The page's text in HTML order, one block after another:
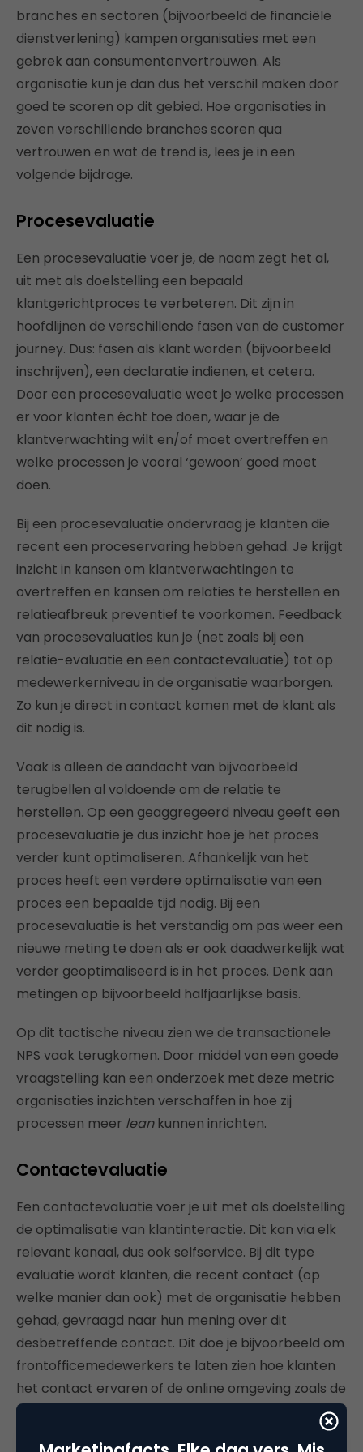
branches en sectoren (bijvoorbeeld de financiële
dienstverlening) kampen organisaties met een
gebrek aan consumentenvertrouwen. Als
organisatie kun je dan dus het verschil maken door
goed te scoren op dit gebied. Hoe organisaties in
zeven verschillende branches scoren qua
vertrouwen en wat de trend is, lees je in een
volgende bijdrage.
Procesevaluatie
Een procesevaluatie voer je, de naam zegt het al,
uit met als doelstelling een bepaald
klantgerichtproces te verbeteren. Dit zijn in
hoofdlijnen de verschillende fasen van de customer
journey. Dus: fasen als klant worden (bijvoorbeeld
inschrijven), een declaratie indienen, et cetera.
Door een procesevaluatie weet je welke processen
er voor klanten écht toe doen, waar je de
klantverwachting wilt en/of moet overtreffen en
welke processen je vooral ‘gewoon’ goed moet
doen.
Bij een procesevaluatie ondervraag je klanten die
recent een proceservaring hebben gehad. Je krijgt
inzicht in kansen om klantverwachtingen te
overtreffen en kansen om relaties te herstellen en
relatieafbreuk preventief te voorkomen. Feedback
van procesevaluaties kun je (net zoals bij een
relatie-evaluatie en een contactevaluatie) tot op
medewerkerniveau in de organisatie waarborgen.
Zo kun je direct in contact komen met de klant als
dit nodig is.
Vaak is alleen de aandacht van bijvoorbeeld
terugbellen al voldoende om de relatie te
herstellen. Op een geaggregeerd niveau geeft een
procesevaluatie je dus inzicht hoe je het proces
verder kunt optimaliseren. Afhankelijk van het
proces heeft een verdere optimalisatie van een
proces een bepaalde tijd nodig. Bij een
procesevaluatie is het verstandig om pas weer een
nieuwe meting te doen als er ook daadwerkelijk wat
verder geoptimaliseerd is in het proces. Denk aan
metingen op bijvoorbeeld halfjaarlijkse basis.
Op dit tactische niveau zien we de transactionele
NPS vaak terugkomen. Door middel van een goede
vraagstelling kan een onderzoek met deze metric
organisaties inzichten verschaffen in hoe zij
processen meer leankunnen inrichten.
Contactevaluatie
Een contactevaluatie voer je uit met als doelstelling
de optimalisatie van klantinteractie. Dit kan via elk
relevant kanaal, dus ook selfservice. Bij dit type
evaluatie wordt klanten, die recent contact (op
welke manier dan ook) met de organisatie hebben
gehad, gevraagd naar hun mening over dit
desbetreffende contact. Dit doe je bijvoorbeeld om
frontofficemedewerkers te laten zien hoe klanten
het contact ervaren of de online omgeving zoals de
website en/of het klantportaal. Met een